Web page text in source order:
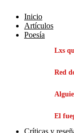
Inicio
Artículos
Poesía
Lxs
Red
El
Críticas y